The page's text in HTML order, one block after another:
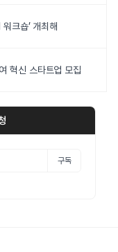
크숍’ 개최해
혁신 스타트업 모집
구독